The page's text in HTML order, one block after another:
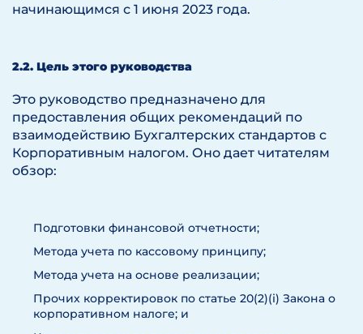
начинающимся с 1 июня 2023 года.
2.2. Цель этого руководства
Это руководство предназначено для
предоставления общих рекомендаций по
взаимодействию Бухгалтерских стандартов с
Корпоративным налогом. Оно дает читателям
обзор:
Подготовки финансовой отчетности;
Метода учета по кассовому принципу;
Метода учета на основе реализации;
Прочих корректировок по статье 20(2)(i) Закона о
корпоративном налоге; и